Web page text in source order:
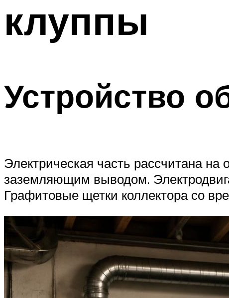
клуппы
Устройство
Электрическая часть рассчитана
заземляющим выводом.
Графитовые щетки коллектора со